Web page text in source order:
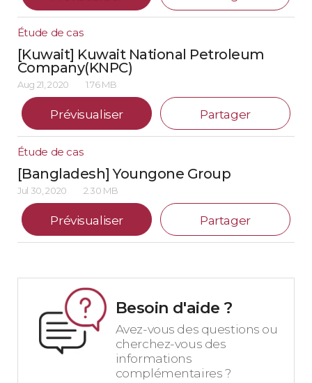
Étude de cas
[Kuwait] Kuwait National Petroleum
Company(KNPC)
Aug 21, 2020 1.76 MB
Prévisualiser Partager
Étude de cas
[Bangladesh] Youngone Group
Jul 30, 2020 2.30 MB
Prévisualiser Partager
Besoin d'aide ?
Avez-vous des questions ou
cherchez-vous des
informations
complémentaires ?